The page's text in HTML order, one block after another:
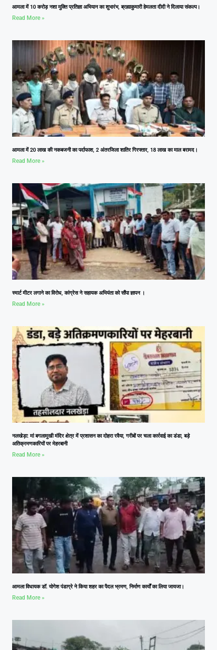
आमला में 10 करोड़ नशा मुक्ति प्रतिज्ञा अभियान का शुभारंभ, ब्रह्माकुमारी हेमलता दीदी ने दिलाया संकल्प।
Read More »
आमला में 20 लाख की नकबजनी का पर्दाफाश, 2 अंतरजिला शातिर गिरफ्तार, 18 लाख का माल बरामद।
Read More »
स्मार्ट मीटर लगाने का विरोध, कांग्रेस ने सहायक अभियंता को सौंपा ज्ञापन ।
Read More »
नलखेड़ा: मां बगलामुखी मंदिर क्षेत्र में प्रशासन का दोहरा रवैया, गरीबों पर चला कार्रवाई का डंडा, बड़े
अतिक्रमणकारियों पर मेहरबानी
Read More »
आमला विधायक डॉ. योगेश पंडाग्रे ने किया शहर का पैदल भ्रमण, निर्माण कार्यों का लिया जायजा।
Read More »